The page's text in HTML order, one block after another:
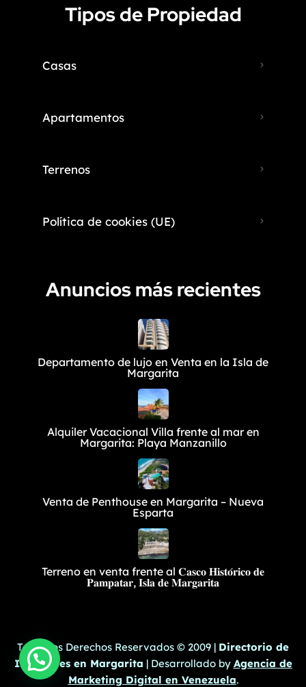
Tipos de Propiedad
Casas
Apartamentos
Terrenos
Política de cookies (UE)
Anuncios más recientes
Departamento de lujo en Venta en la Isla de
Margarita
Alquiler Vacacional Villa frente al mar en
Margarita: Playa Manzanillo
Venta de Penthouse en Margarita – Nueva
Esparta
Terreno en venta frente al 𝐂𝐚𝐬𝐜𝐨 𝐇𝐢𝐬𝐭𝐨́𝐫𝐢𝐜𝐨 𝐝𝐞
𝐏𝐚𝐦𝐩𝐚𝐭𝐚𝐫, 𝐈𝐬𝐥𝐚 𝐝𝐞 𝐌𝐚𝐫𝐠𝐚𝐫𝐢𝐭𝐚
Todos los Derechos Reservados © 2009 | Directorio de
Inmuebles en Margarita | Desarrollado by Agencia de
Marketing Digital en Venezuela.